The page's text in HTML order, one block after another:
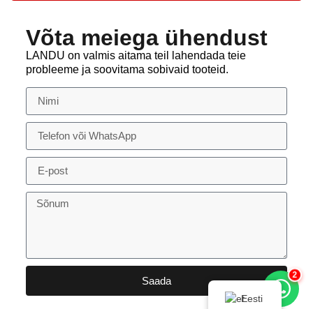
2
Eesti
Võta meiega ühendust
LANDU on valmis aitama teil lahendada teie
probleeme ja soovitama sobivaid tooteid.
Saada